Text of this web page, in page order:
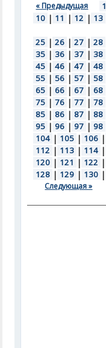
« Предыдущая 1
10 | 11 | 12 | 13
25 | 26 | 27 | 28
35 | 36 | 37 | 38
45 | 46 | 47 | 48
55 | 56 | 57 | 58
65 | 66 | 67 | 68
75 | 76 | 77 | 78
85 | 86 | 87 | 88
95 | 96 | 97 | 98
104 | 105 | 106 |
112 | 113 | 114 |
120 | 121 | 122 |
128 | 129 | 130 |
Следующая »